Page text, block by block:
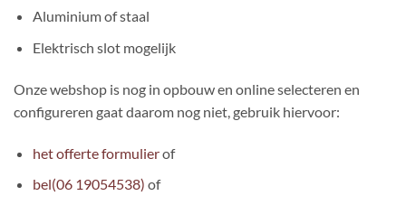
Aluminium of staal
Elektrisch slot mogelijk
Onze webshop is nog in opbouw en online selecteren en
configureren gaat daarom nog niet, gebruik hiervoor:
het offerte formulierof
bel(06 19054538) of